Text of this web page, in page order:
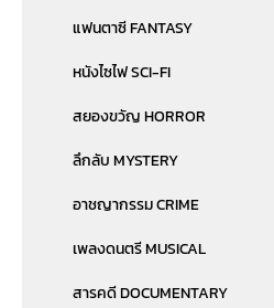
แฟนตาซี FANTASY
หนังไซไฟ SCI-FI
สยองขวัญ HORROR
ลึกลับ MYSTERY
อาชญากรรม CRIME
เพลงดนตรี MUSICAL
สารคดี DOCUMENTARY